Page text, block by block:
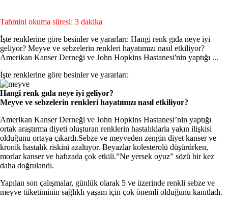
Tahmini okuma süresi: 3 dakika
İşte renklerine göre besinler ve yararları: Hangi renk gıda neye iyi
geliyor? Meyve ve sebzelerin renkleri hayatımızı nasıl etkiliyor?
Amerikan Kanser Derneği ve John Hopkins Hastanesi'nin yaptığı ...
İşte renklerine göre besinler ve yararları:
Hangi renk gıda neye iyi geliyor?
Meyve ve sebzelerin renkleri hayatımızı nasıl etkiliyor?
Amerikan Kanser Derneği ve John Hopkins Hastanesi’nin yaptığı
ortak araştırma diyeti oluşturan renklerin hastalıklarla yakın ilişkisi
olduğunu ortaya çıkardı.Sebze ve meyveden zengin diyet kanser ve
kronik hastalık riskini azaltıyor. Beyazlar kolesterolü düşürürken,
morlar kanser ve hafızada çok etkili.”Ne yersek oyuz” sözü bir kez
daha doğrulandı.
Yapılan son çalışmalar, günlük olarak 5 ve üzerinde renkli sebze ve
meyve tüketiminin sağlıklı yaşam için çok önemli olduğunu kanıtladı.